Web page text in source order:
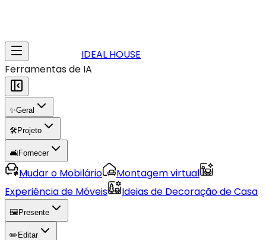
IDEAL HOUSE
Ferramentas de IA
✨Geral
🛠️Projeto
🛋️Fornecer
Mudar o Mobilário
Montagem virtual
Experiência de Móveis
Ideias de Decoração de Casa
🖼️ Presente
✏️ Editar